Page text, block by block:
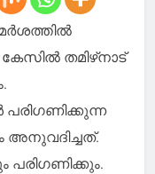
തമിഴ്‌നാട്
അനുവദിച്ചത്.
പരിഗണിക്കും.